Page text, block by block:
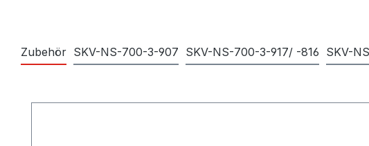
Zubehör SKV-NS-700-3-907 SKV-NS-700-3-917/ -816 SKV-